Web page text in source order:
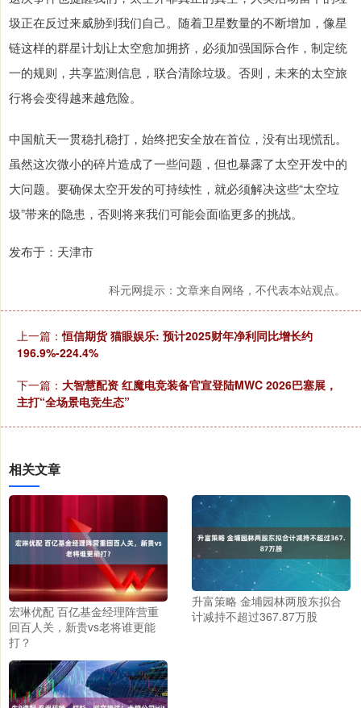
圾正在反过来威胁到我们自己。随着卫星数量的不断增加，像星
链这样的群星计划让太空愈加拥挤，必须加强国际合作，制定统
一的规则，共享监测信息，联合清除垃圾。否则，未来的太空旅
行将会变得越来越危险。
中国航天一贯稳扎稳打，始终把安全放在首位，没有出现慌乱。
虽然这次微小的碎片造成了一些问题，但也暴露了太空开发中的
大问题。要确保太空开发的可持续性，就必须解决这些“太空垃
圾”带来的隐患，否则将来我们可能会面临更多的挑战。
发布于：天津市
科元网提示：文章来自网络，不代表本站观点。
上一篇：恒信期货 猫眼娱乐: 预计2025财年净利同比增长约
196.9%-224.4%
下一篇： 大智慧配资 红魔电竞装备官宣登陆MWC 2026巴塞展，
主打“全场景电竞生态”
相关文章
宏琳优配 百亿基金经理阵营重
回百人关，新贵vs老将谁更能
打？
升富策略 金埔园林两股东拟合
计减持不超过367.87万股